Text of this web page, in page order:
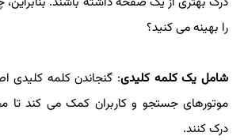
را بهینه می کنید؟
شامل یک کلمه کلیدی
موتورهای جستجو و کاربران کمک می کند تا
درک کنند.